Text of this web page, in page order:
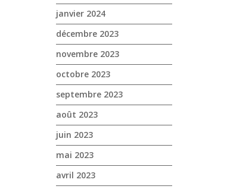
janvier 2024
décembre 2023
novembre 2023
octobre 2023
septembre 2023
août 2023
juin 2023
mai 2023
avril 2023